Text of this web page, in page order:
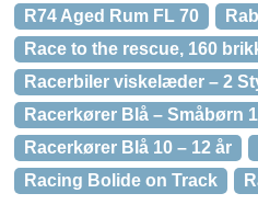
R74 Aged Rum FL 70
Race to the rescue, 160
Racerbiler viskelæder – 2
Racerkører Blå – Småbørn
Racerkører Blå 10 – 12 år
Racing Bolide on Track